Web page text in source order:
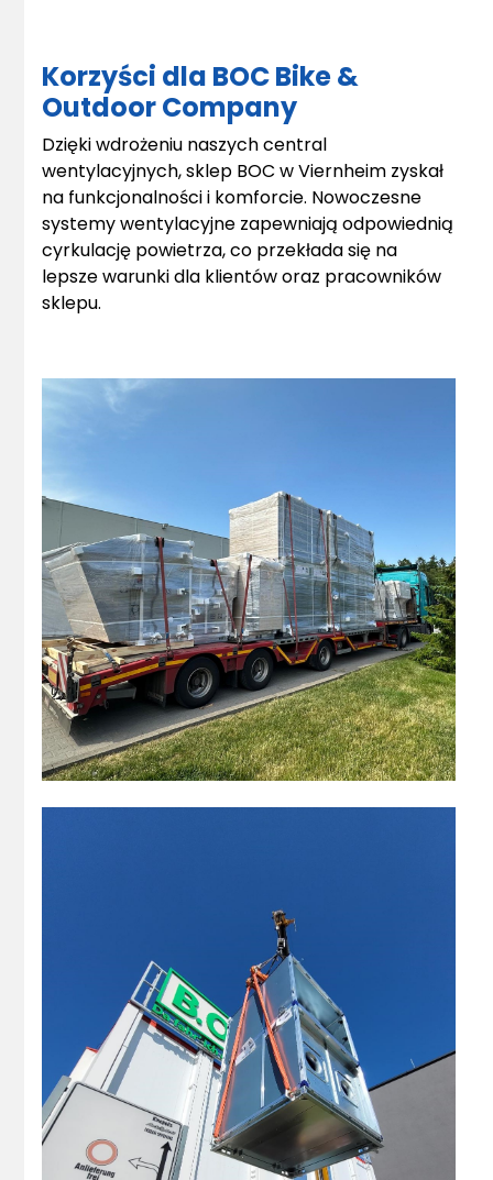
Korzyści dla BOC Bike &
Outdoor Company
Dzięki wdrożeniu naszych central
wentylacyjnych, sklep BOC w Viernheim zyskał
na funkcjonalności i komforcie. Nowoczesne
systemy wentylacyjne zapewniają odpowiednią
cyrkulację powietrza, co przekłada się na
lepsze warunki dla klientów oraz pracowników
sklepu.